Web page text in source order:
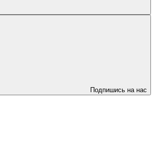
Подпишись на нас